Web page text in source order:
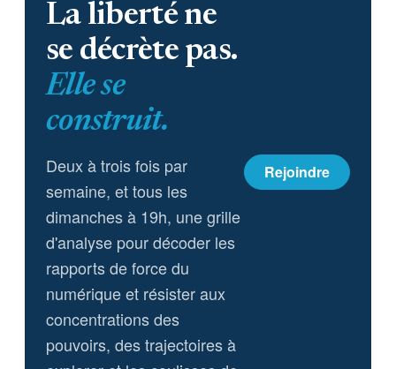
La liberté ne
se décrète pas.
Elle se
construit.
Deux à trois fois par
semaine, et tous les
dimanches à 19h, une grille
d'analyse pour décoder les
rapports de force du
numérique et résister aux
concentrations des
pouvoirs, des trajectoires à
Rejoindre